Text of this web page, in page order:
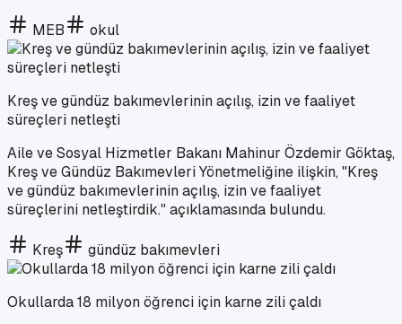
MEB okul
Kreş ve gündüz bakımevlerinin açılış, izin ve faaliyet
süreçleri netleşti
Aile ve Sosyal Hizmetler Bakanı Mahinur Özdemir Göktaş,
Kreş ve Gündüz Bakımevleri Yönetmeliğine ilişkin, "Kreş
ve gündüz bakımevlerinin açılış, izin ve faaliyet
süreçlerini netleştirdik." açıklamasında bulundu.
Kreş gündüz bakımevleri
Okullarda 18 milyon öğrenci için karne zili çaldı